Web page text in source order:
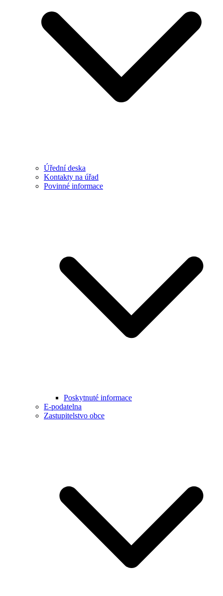
Úřední deska
Kontakty na úřad
Povinné informace
Poskytnuté informace
E-podatelna
Zastupitelstvo obce